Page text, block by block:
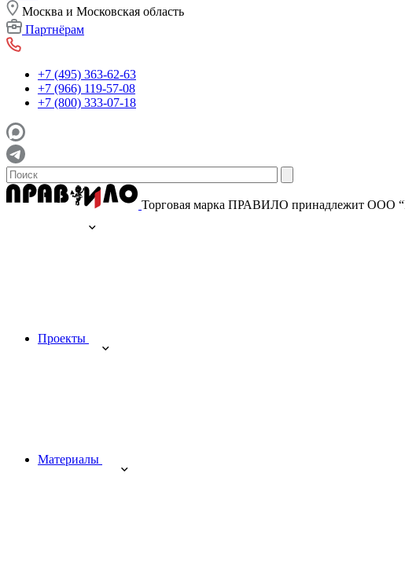
Москва и Московская область
Партнёрам
+7 (495) 363-62-63
+7 (966) 119-57-08
+7 (800) 333-07-18
Торговая марка ПРАВИЛО принадлежит
Проекты
Материалы